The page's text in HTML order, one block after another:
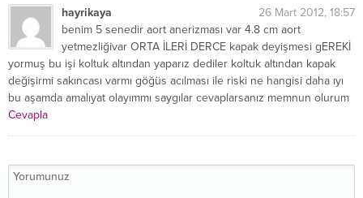
hayrikaya
26 Mart 2012, 18:57
benim 5 senedir aort anerizması var 4.8 cm aort
yetmezliğivar ORTA İLERİ DERCE kapak deyişmesi gEREKİ
yormuş bu işi koltuk altından yaparız dediler koltuk altından kapak
değişirmi sakıncası varmı göğüs acılması ile riski ne hangisi daha ıyı
bu aşamda amalıyat olayımmı saygılar cevaplarsanız memnun olurum
Cevapla